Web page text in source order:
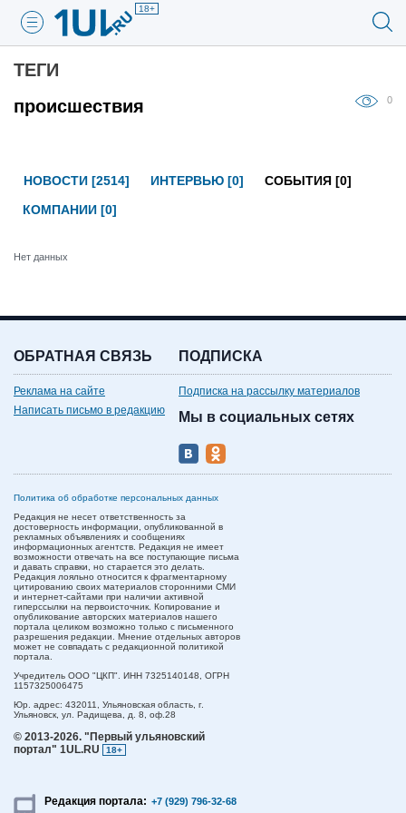
18+
ТЕГИ
происшествия
0
НОВОСТИ [2514] ИНТЕРВЬЮ [0]
СОБЫТИЯ [0]
КОМПАНИИ [0]
Нет данных
ОБРАТНАЯ СВЯЗЬ
Реклама на сайте
Написать письмо в редакцию
ПОДПИСКА
Подписка на рассылку материалов
Мы в социальных сетях
Политика об обработке персональных данных
Редакция не несет ответственность за
достоверность информации, опубликованной в
рекламных объявлениях и сообщениях
информационных агентств. Редакция не имеет
возможности отвечать на все поступающие письма
и давать справки, но старается это делать.
Редакция лояльно относится к фрагментарному
цитированию своих материалов сторонними СМИ
и интернет-сайтами при наличии активной
гиперссылки на первоисточник. Копирование и
опубликование авторских материалов нашего
портала целиком возможно только с письменного
разрешения редакции. Мнение отдельных авторов
может не совпадать с редакционной политикой
портала.
Учредитель ООО "ЦКП". ИНН 7325140148, ОГРН
1157325006475
Юр. адрес: 432011, Ульяновская область, г.
Ульяновск, ул. Радищева, д. 8, оф.28
© 2013-2026. "Первый ульяновский
портал" 1UL.RU
18+
Редакция портала: +7 (929) 796-32-68